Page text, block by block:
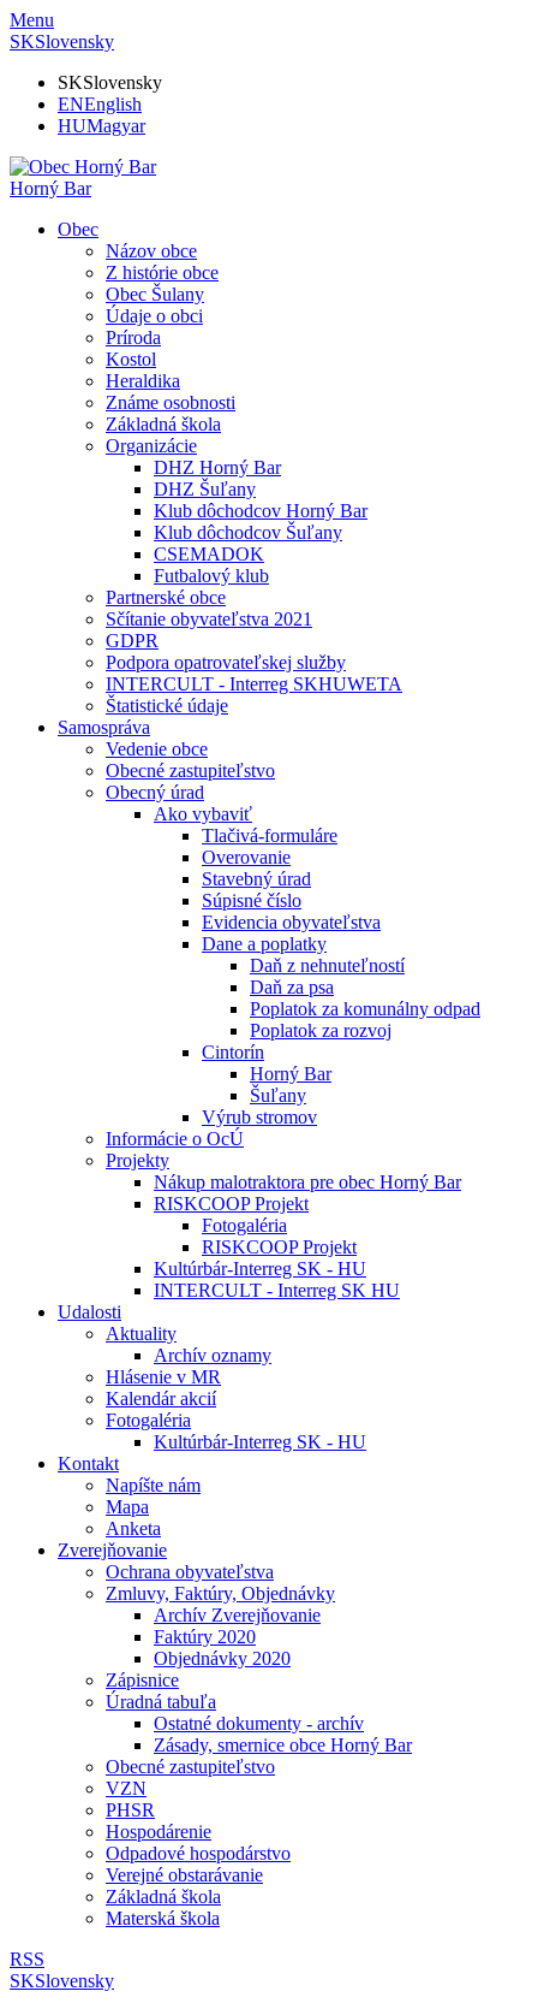
Menu
SKSlovensky
SKSlovensky
ENEnglish
HUMagyar
Horný Bar
Obec
Názov obce
Z histórie obce
Obec Šulany
Údaje o obci
Príroda
Kostol
Heraldika
Známe osobnosti
Základná škola
Organizácie
DHZ Horný Bar
DHZ Šuľany
Klub dôchodcov Horný Bar
Klub dôchodcov Šuľany
CSEMADOK
Futbalový klub
Partnerské obce
Sčítanie obyvateľstva 2021
GDPR
Podpora opatrovateľskej služby
INTERCULT - Interreg SKHUWETA
Štatistické údaje
Samospráva
Vedenie obce
Obecné zastupiteľstvo
Obecný úrad
Ako vybaviť
Tlačivá-formuláre
Overovanie
Stavebný úrad
Súpisné číslo
Evidencia obyvateľstva
Dane a poplatky
Daň z nehnuteľností
Daň za psa
Poplatok za komunálny odpad
Poplatok za rozvoj
Cintorín
Horný Bar
Šuľany
Výrub stromov
Informácie o OcÚ
Projekty
Nákup malotraktora pre obec Horný Bar
RISKCOOP Projekt
Fotogaléria
RISKCOOP Projekt
Kultúrbár-Interreg SK - HU
INTERCULT - Interreg SK HU
Udalosti
Aktuality
Archív oznamy
Hlásenie v MR
Kalendár akcií
Fotogaléria
Kultúrbár-Interreg SK - HU
Kontakt
Napíšte nám
Mapa
Anketa
Zverejňovanie
Ochrana obyvateľstva
Zmluvy, Faktúry, Objednávky
Archív Zverejňovanie
Faktúry 2020
Objednávky 2020
Zápisnice
Úradná tabuľa
Ostatné dokumenty - archív
Zásady, smernice obce Horný Bar
Obecné zastupiteľstvo
VZN
PHSR
Hospodárenie
Odpadové hospodárstvo
Verejné obstarávanie
Základná škola
Materská škola
RSS
SKSlovensky